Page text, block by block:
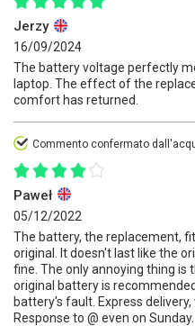
Jerzy
16/09/2024
The battery voltage perfectly
laptop. The effect of the
comfort has returned.
Commento confermato
Paweł
05/12/2022
The battery, the replacement,
original. It doesn't last like the
fine. The only annoying thing
original battery is
battery's fault. Express
Response to @ even on Sunday.